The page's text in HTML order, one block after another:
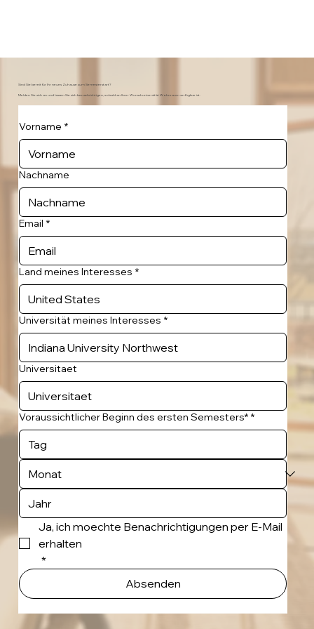
Sind Sie bereit für Ihr neues Zuhause zum Semesterstart?
Melden Sie sich an und lassen Sie sich benachrichtigen, sobald an Ihrer Wunschuniversität Wohnraum verfügbar ist.
Vorname *
Nachname
Email *
Land meines Interesses *
Universität meines Interesses *
Universitaet
Voraussichtlicher Beginn des ersten Semesters* *
Ja, ich moechte Benachrichtigungen per E-Mail
erhalten
*
Absenden